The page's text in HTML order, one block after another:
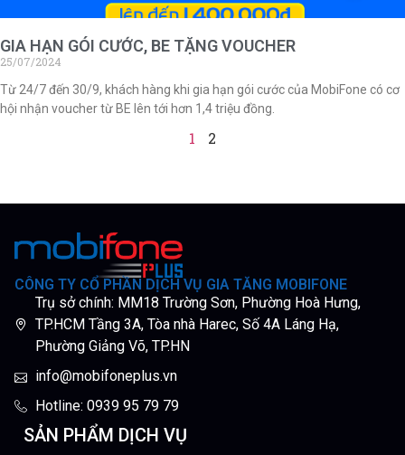
GIA HẠN GÓI CƯỚC, BE TẶNG VOUCHER
25/07/2024
Từ 24/7 đến 30/9, khách hàng khi gia hạn gói cước của MobiFone có cơ
hội nhận voucher từ BE lên tới hơn 1,4 triệu đồng.
1 2
CÔNG TY CỔ PHẦN DỊCH VỤ GIA TĂNG MOBIFONE
Trụ sở chính: MM18 Trường Sơn, Phường Hoà Hưng,
TP.HCM Tầng 3A, Tòa nhà Harec, Số 4A Láng Hạ,
Phường Giảng Võ, TP.HN
info@mobifoneplus.vn
Hotline: 0939 95 79 79
SẢN PHẨM DỊCH VỤ